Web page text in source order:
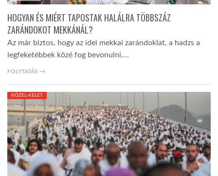
A NAP SZÉPE
LINKTR.EE
GLOBOZSARU
DOBRAVERO.HU
LATIMO.HU
HOGYAN ÉS MIÉRT TAPOSTAK HALÁLRA TÖBBSZÁZ
ZARÁNDOKOT MEKKÁNÁL?
Az már biztos, hogy az idei mekkai zarándoklat, a hadzs a
legfeketébbek közé fog bevonulni.…
FOLYTATÁS →
KÖZEL-KELET